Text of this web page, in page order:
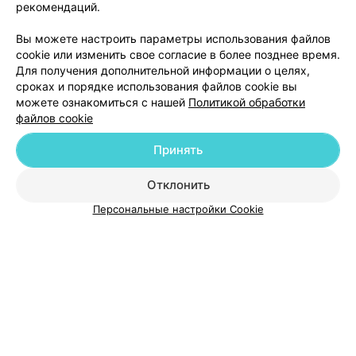
Добавить компанию
рекомендаций.
Вы можете настроить параметры использования файлов
cookie или изменить свое согласие в более позднее время.
Для получения дополнительной информации о целях,
сроках и порядке использования файлов cookie вы
можете ознакомиться с нашей Политикой обработки
файлов cookie
Отклонить
Принять
Персональные настройки Cookie